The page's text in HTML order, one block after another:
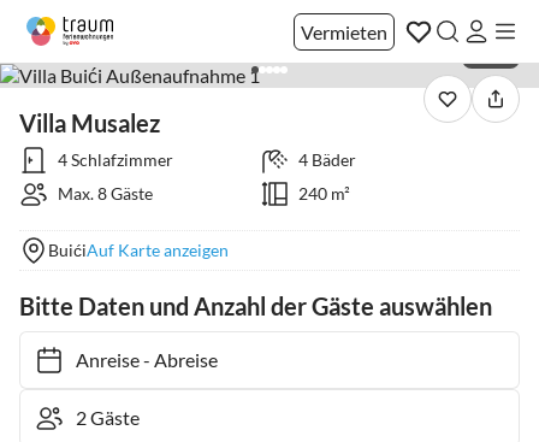
Vermieten
Villa Musalez
4 Schlafzimmer
4 Bäder
Max. 8 Gäste
240 m²
BuićiAuf Karte anzeigen
Bitte Daten und Anzahl der Gäste auswählen
Anreise- Abreise